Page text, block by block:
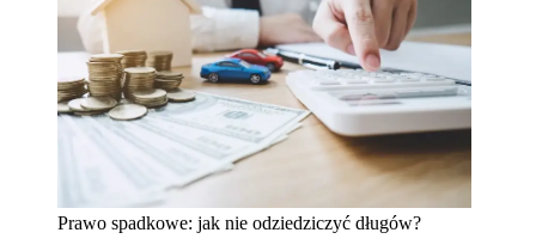
Prawo spadkowe: jak nie odziedziczyć długów?